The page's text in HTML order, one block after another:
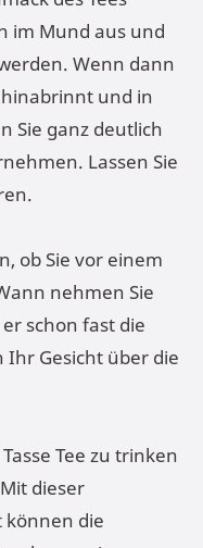
im Mund aus und
Wenn dann
und in
Sie ganz deutlich
Lassen Sie
ob Sie vor einem
nehmen Sie
schon fast die
Gesicht über die
Tee zu trinken
dieser
können die